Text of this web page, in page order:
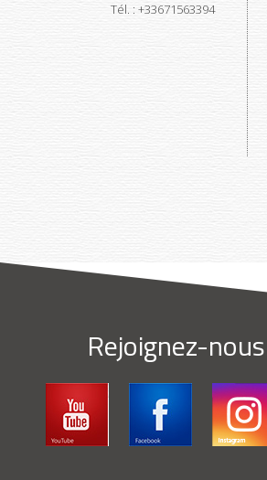
Tél. : +33671563394
Rejoignez-